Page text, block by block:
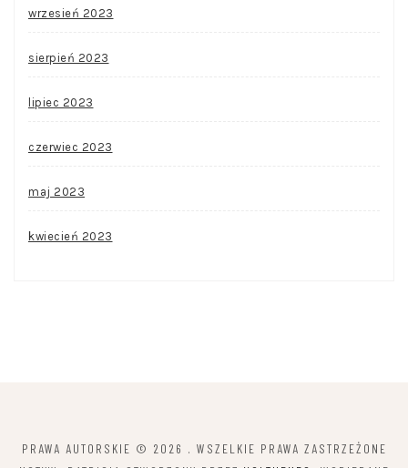
wrzesień 2023
sierpień 2023
lipiec 2023
czerwiec 2023
maj 2023
kwiecień 2023
PRAWA AUTORSKIE © 2026 . WSZELKIE PRAWA ZASTRZEŻONE